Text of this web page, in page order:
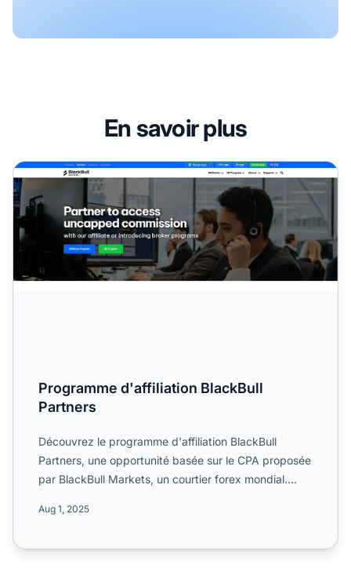
En savoir plus
Programme d'affiliation BlackBull Partners
Programme d'affiliation BlackBull
Partners
Découvrez le programme d'affiliation BlackBull
Partners, une opportunité basée sur le CPA proposée
par BlackBull Markets, un courtier forex mondial.
Aug 1, 2025